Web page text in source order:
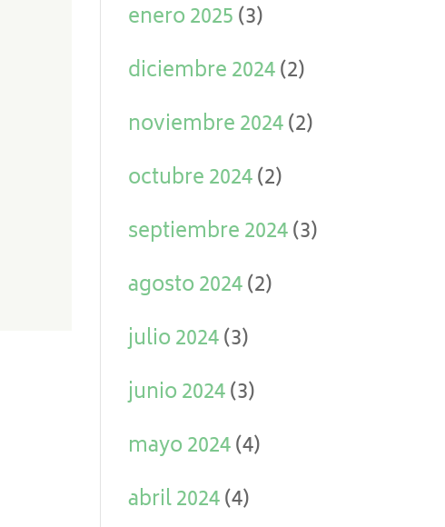
enero 2025(3)
diciembre 2024(2)
noviembre 2024(2)
octubre 2024(2)
septiembre 2024(3)
agosto 2024(2)
julio 2024(3)
junio 2024(3)
mayo 2024(4)
abril 2024(4)